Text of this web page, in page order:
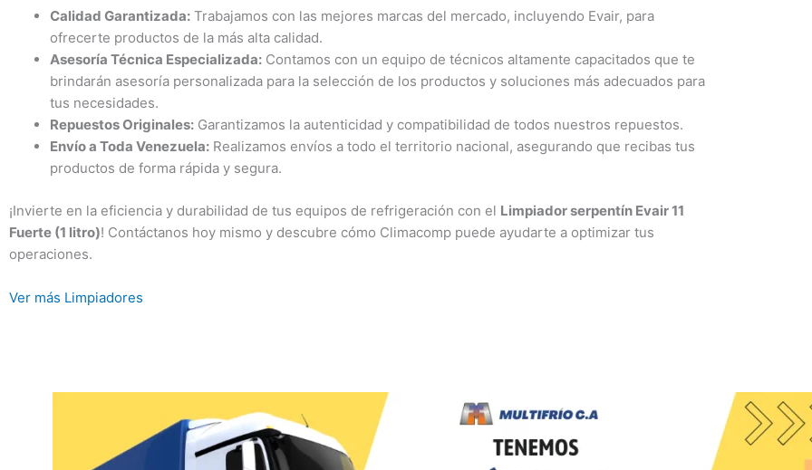
Calidad Garantizada: Trabajamos con las mejores marcas del mercado, incluyendo Evair, para
ofrecerte productos de la más alta calidad.
Asesoría Técnica Especializada: Contamos con un equipo de técnicos altamente capacitados que te
brindarán asesoría personalizada para la selección de los productos y soluciones más adecuados para
tus necesidades.
Repuestos Originales: Garantizamos la autenticidad y compatibilidad de todos nuestros repuestos.
Envío a Toda Venezuela: Realizamos envíos a todo el territorio nacional, asegurando que recibas tus
productos de forma rápida y segura.
¡Invierte en la eficiencia y durabilidad de tus equipos de refrigeración con el Limpiador serpentín Evair 11
Fuerte (1 litro)! Contáctanos hoy mismo y descubre cómo Climacomp puede ayudarte a optimizar tus
operaciones.
Ver más Limpiadores